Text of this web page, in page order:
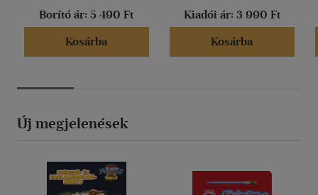
Borító ár: 5 490 Ft
Kosárba
Kiadói ár: 3 990 Ft
Kosárba
Új megjelenések